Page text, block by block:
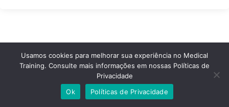
© 2024 Medical Training. Todos os direitos reservados.
Usamos cookies para melhorar sua experiência no Medical
Training. Consulte mais informações em nossas Políticas de
Privacidade
Ok
Políticas de Privacidade